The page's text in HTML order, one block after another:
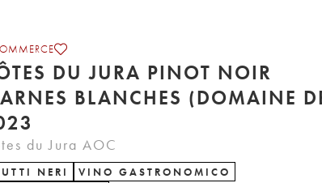
DU JURA PINOT NOIR
BLANCHES (DOMAINE
du Jura AOC
NERI
VINO GASTRONOMICO